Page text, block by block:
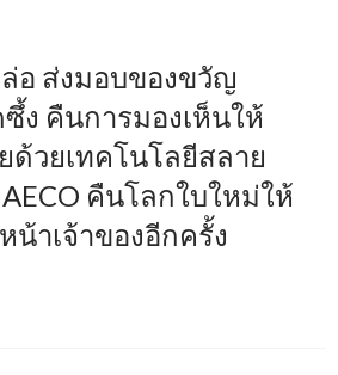
อ ส่งมอบของขวัญ
ง คืนการมองเห็นให้
ด้วยเทคโนโลยีสลาย
คืนโลกใบใหม่ให้
น้าเจ้าของอีกครั้ง